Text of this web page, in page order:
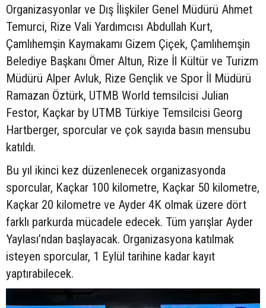
Organizasyonlar ve Dış İlişkiler Genel Müdürü Ahmet
Temurci, Rize Vali Yardımcısı Abdullah Kurt,
Çamlıhemşin Kaymakamı Gizem Çiçek, Çamlıhemşin
Belediye Başkanı Ömer Altun, Rize İl Kültür ve Turizm
Müdürü Alper Avluk, Rize Gençlik ve Spor İl Müdürü
Ramazan Öztürk, UTMB World temsilcisi Julian
Festor, Kaçkar by UTMB Türkiye Temsilcisi Georg
Hartberger, sporcular ve çok sayıda basın mensubu
katıldı.
Bu yıl ikinci kez düzenlenecek organizasyonda
sporcular, Kaçkar 100 kilometre, Kaçkar 50 kilometre,
Kaçkar 20 kilometre ve Ayder 4K olmak üzere dört
farklı parkurda mücadele edecek. Tüm yarışlar Ayder
Yaylası’ndan başlayacak. Organizasyona katılmak
isteyen sporcular, 1 Eylül tarihine kadar kayıt
yaptırabilecek.